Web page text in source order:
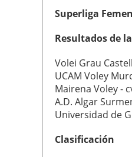
Superliga
Resultados de
Volei Grau
UCAM Voley
Mairena Voley -
A.D. Algar
Universidad de
Clasificación